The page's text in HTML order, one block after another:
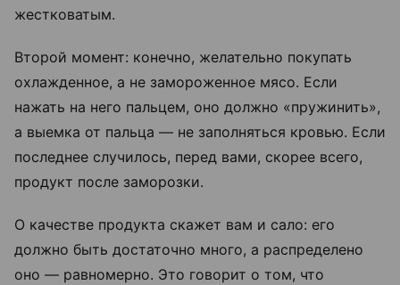
жестковатым.
Второй момент: конечно, желательно покупать
охлажденное, а не замороженное мясо. Если
нажать на него пальцем, оно должно «пружинить»,
а выемка от пальца — не заполняться кровью. Если
последнее случилось, перед вами, скорее всего,
продукт после заморозки.
О качестве продукта скажет вам и сало: его
должно быть достаточно много, а распределено
оно — равномерно. Это говорит о том, что